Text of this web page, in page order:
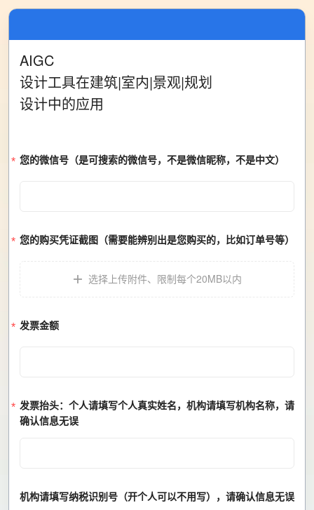
AIGC
设计工具在建筑|室内|景观|规划
设计中的应用
您的微信号 （是可搜索的微信号，不是微信昵称，不是中文）
您的购买凭证截图 （需要能辨别出是您购买的，比如订单号等）
选择上传附件、 限制每个20MB以内
发票金额
发票抬头： 个人请填写个人真实姓名，机构请填写机构名称，请
确认信息无误
机构请填写纳税识别号（开个人可以不用写），请确认信息无误